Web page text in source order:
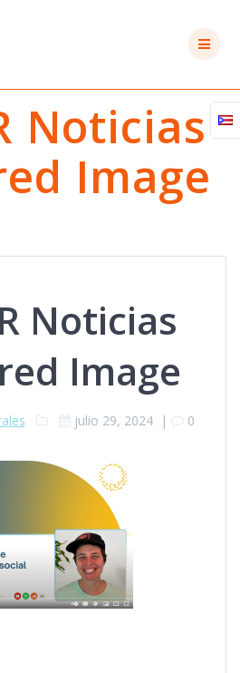
Noticias
Image
Noticias
Image
julio 29, 2024| 0